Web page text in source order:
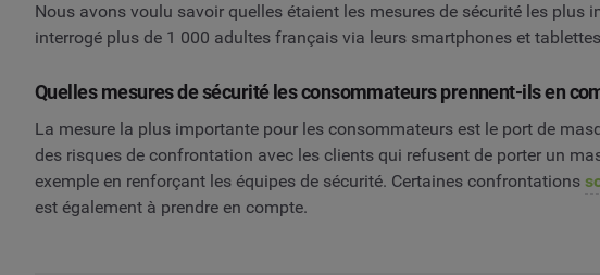
Nous avons voulu savoir quelles étaient les mesures de sécurité les
interrogé plus de 1 000 adultes français via leurs smartphones et
Quelles mesures de sécurité les consommateurs prennent-ils en
La mesure la plus importante pour les consommateurs est le port de
des risques de confrontation avec les clients qui refusent de porter un
exemple en renforçant les équipes de sécurité. Certaines confrontations
est également à prendre en compte.